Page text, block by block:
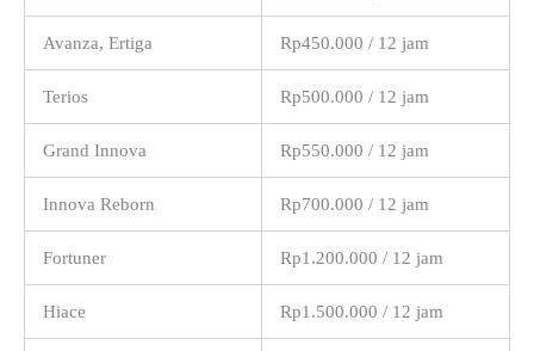
Avanza, Ertiga Rp450.000 / 12 jam
Terios Rp500.000 / 12 jam
Grand Innova Rp550.000 / 12 jam
Innova Reborn Rp700.000 / 12 jam
Fortuner Rp1.200.000 / 12 jam
Hiace Rp1.500.000 / 12 jam